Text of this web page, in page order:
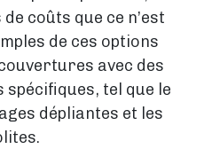
coûts que ce n’est
de ces options
avec des
tel que le
dépliantes et les